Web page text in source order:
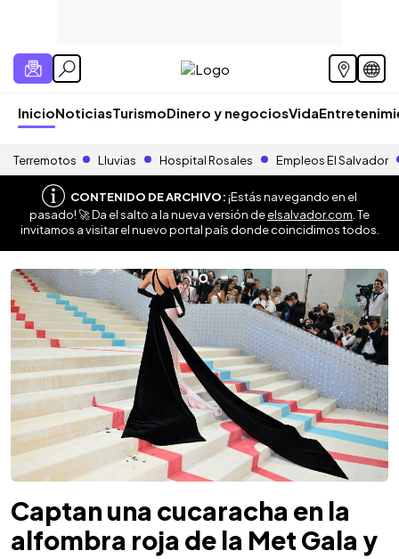
InicioNoticiasTurismoDinero y negociosVida
Terremotos Lluvias Hospital Rosales Empleos El Salvador
CONTENIDO DE ARCHIVO:¡Estás navegando en el
pasado! 🚀 Da el salto a la nueva versión deelsalvador.com . Te
invitamos a visitar el nuevo portal país donde coincidimos todos.
Captan una cucaracha en la
alfombra roja de la Met Gala y